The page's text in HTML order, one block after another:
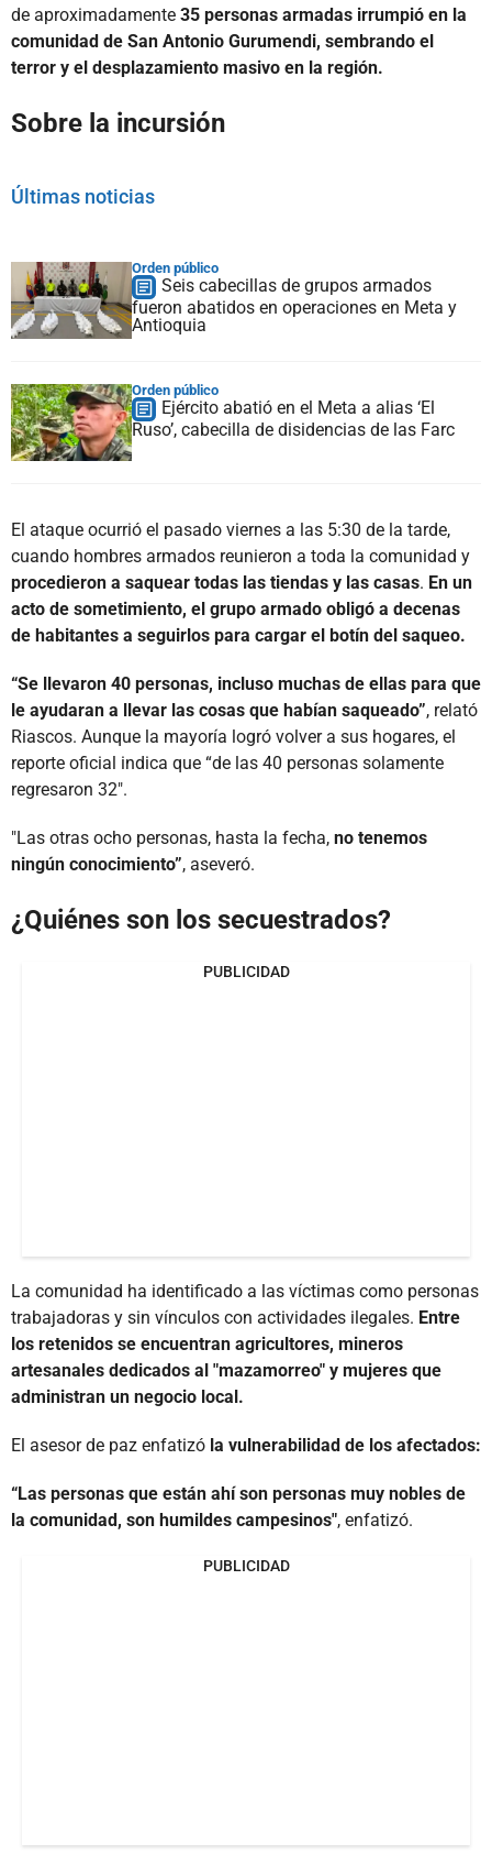
de aproximadamente 35 personas armadas irrumpió en la
comunidad de San Antonio Gurumendi, sembrando el
terror y el desplazamiento masivo en la región.
Sobre la incursión
Últimas noticias
Orden público
Seis cabecillas de grupos armados
fueron abatidos en operaciones en Meta y
Antioquia
Orden público
Ejército abatió en el Meta a alias ‘El
Ruso’, cabecilla de disidencias de las Farc
El ataque ocurrió el pasado viernes a las 5:30 de la tarde,
cuando hombres armados reunieron a toda la comunidad y
procedieron a saquear todas las tiendas y las casas. En un
acto de sometimiento, el grupo armado obligó a decenas
de habitantes a seguirlos para cargar el botín del saqueo.
“Se llevaron 40 personas, incluso muchas de ellas para que
le ayudaran a llevar las cosas que habían saqueado”, relató
Riascos. Aunque la mayoría logró volver a sus hogares, el
reporte oficial indica que “de las 40 personas solamente
regresaron 32".
"Las otras ocho personas, hasta la fecha, no tenemos
ningún conocimiento”, aseveró.
¿Quiénes son los secuestrados?
PUBLICIDAD
La comunidad ha identificado a las víctimas como personas
trabajadoras y sin vínculos con actividades ilegales. Entre
los retenidos se encuentran agricultores, mineros
artesanales dedicados al "mazamorreo" y mujeres que
administran un negocio local.
El asesor de paz enfatizó la vulnerabilidad de los afectados:
“Las personas que están ahí son personas muy nobles de
la comunidad, son humildes campesinos", enfatizó.
PUBLICIDAD